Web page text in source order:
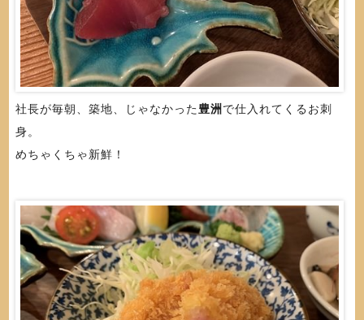
社長が毎朝、築地、じゃなかった豊洲 で仕入れてくるお刺
身。
めちゃくちゃ新鮮！